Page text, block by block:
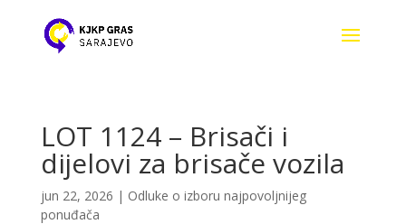
LOT 1124 – Brisači i
dijelovi za brisače vozila
jun 22, 2026 | Odluke o izboru najpovoljnijeg
ponuđača